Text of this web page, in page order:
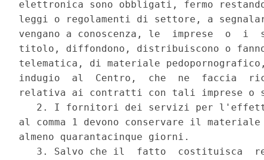
elettronica sono obbligati, fermo
leggi o regolamenti di settore, a
vengano a conoscenza, le  imprese  o  i
titolo, diffondono, distribuiscono o
telematica, di materiale
indugio  al  Centro,  che  ne  faccia
relativa ai contratti con tali imprese o
2. I fornitori dei servizi per
al comma 1 devono conservare il
almeno quarantacinque giorni.
3. Salvo che il  fatto  costituisca